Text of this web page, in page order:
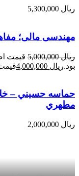
ریال
مهندسی مالی؛
ریال5,000,000
بود.ریال قیمت
حماسه حسيني –
مطهري
ریال